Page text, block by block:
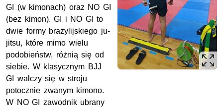
GI (w kimonach) oraz NO GI
(bez kimon). GI i NO GI to
dwie formy brazylijskiego ju-
jitsu, które mimo wielu
podobieństw, różnią się od
siebie. W klasycznym BJJ
GI walczy się w stroju
potocznie zwanym kimono.
W NO GI zawodnik ubrany